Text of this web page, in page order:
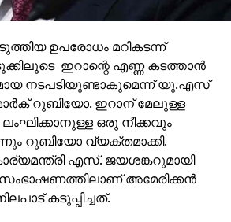
ഉപരോധം മറികടന്ന്
ഇറാന്റെ എണ്ണ കടത്താൻ
നടപടിയുണ്ടാകുമെന്ന് യു.എസ്
മാർക് റുബിയോ. ഇറാന് മേലുള്ള
ഒരു നീക്കവും
റുബിയോ വ്യക്തമാക്കി.
എസ്. ജയശങ്കറുമായി
അമേരിക്കൻ
കടുപ്പിച്ചത്.